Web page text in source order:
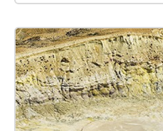
παρουσιάζοντας με
διαμόρφωση και δομή
σχηματισμών. Στις
χαρακτηριστικά
Νισύρου και άλλων
χάρτες, φωτογραφίες,
τρισδιάστατες